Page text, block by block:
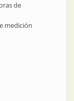
de
medición